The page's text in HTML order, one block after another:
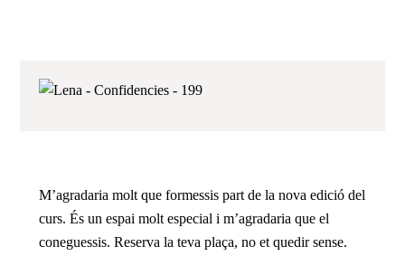
M’agradaria molt que formessis part de la nova edició del
curs. És un espai molt especial i m’agradaria que el
coneguessis. Reserva la teva plaça, no et quedir sense.